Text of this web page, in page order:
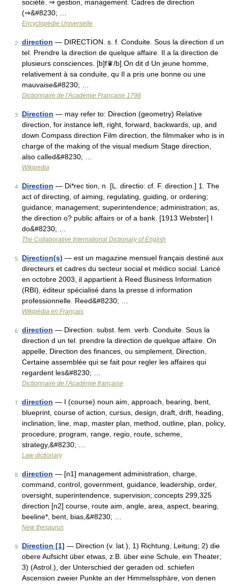
société. ⇒ gestion, management. Cadres de direction
(⇒&#8230; …
Encyclopédie Universelle
2 direction — DIRECTION. s. f. Conduite. Sous la direction d un
tel. Prendre la direction de quelque affaire. Il a la direction de
plusieurs consciences. [b]f♛/b] On dit d Un jeune homme,
relativement à sa conduite, qu Il a pris une bonne ou une
mauvaise&#8230; …
Dictionnaire de l'Académie Française 1798
3 Direction — may refer to: Direction (geometry) Relative
direction, for instance left, right, forward, backwards, up, and
down Compass direction Film direction, the filmmaker who is in
charge of the making of the visual medium Stage direction,
also called&#8230; …
Wikipedia
4 Direction — Di*rec tion, n. [L. directio: cf. F. direction.] 1. The
act of directing, of aiming, regulating, guiding, or ordering;
guidance; management; superintendence; administration; as,
the direction o? public affairs or of a bank. [1913 Webster] I
do&#8230; …
The Collaborative International Dictionary of English
5 Direction(s) — est un magazine mensuel français destiné aux
directeurs et cadres du secteur social et médico social. Lancé
en octobre 2003, il appartient à Reed Business Information
(RBI), éditeur spécialisé dans la presse d information
professionnelle. Reed&#8230; …
Wikipédia en Français
6 direction — Direction. subst. fem. verb. Conduite. Sous la
direction d un tel. prendre la direction de quelque affaire. On
appelle, Direction des finances, ou simplement, Direction,
Certaine assemblée qui se fait pour regler les affaires qui
regardent les&#8230; …
Dictionnaire de l'Académie française
7 direction — I (course) noun aim, approach, bearing, bent,
blueprint, course of action, cursus, design, draft, drift, heading,
inclination, line, map, master plan, method, outline, plan, policy,
procedure, program, range, regio, route, scheme,
strategy,&#8230; …
Law dictionary
8 direction — [n1] management administration, charge,
command, control, government, guidance, leadership, order,
oversight, superintendence, supervision; concepts 299,325
direction [n2] course, route aim, angle, area, aspect, bearing,
beeline*, bent, bias,&#8230; …
New thesaurus
9 Direction [1] — Direction (v. lat.), 1) Richtung, Leitung; 2) die
obere Aufsicht über etwas, z.B. über eine Schule, ein Theater;
3) (Astrol.), der Unterschied der geraden od. schiefen
Ascension zweier Punkte an der Himmelssphäre, von denen